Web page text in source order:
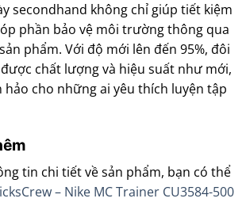
secondhand không chỉ giúp tiết kiệm
phần bảo vệ môi trường thông qua
phẩm. Với độ mới lên đến 95%, đôi
chất lượng và hiệu suất như mới,
hảo cho những ai yêu thích luyện tập
tin chi tiết về sản phẩm, bạn có thể
– Nike MC Trainer CU3584-500